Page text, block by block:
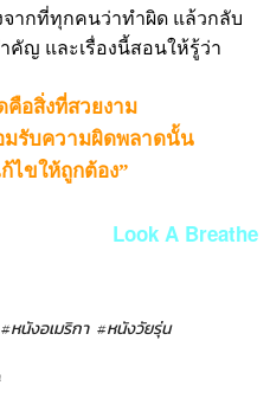
ากที่ทุกคนว่าทำผิด แล้วกลับ
คัญ และเรื่องนี้สอนให้รู้ว่า
อสิ่งที่สวยงาม
มรับความผิดพลาดนั้น
ไขให้ถูกต้อง”
Look A Breathe
#หนังอเมริกา #หนังวัยรุ่น